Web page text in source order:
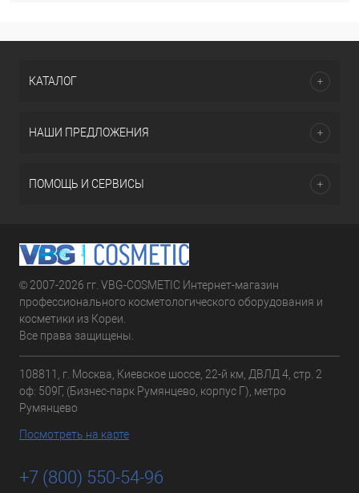
КАТАЛОГ
НАШИ ПРЕДЛОЖЕНИЯ
ПОМОЩЬ И СЕРВИСЫ
© 2007-2026 гг. VBG-COSMETIC Интернет-магазин
профессионального косметологического оборудования и
косметики из Кореи.
Все права защищены.
108811, г. Москва, Киевское шоссе, 22-й км, ДВЛД 4, стр. 2
оф: 509Г, (Бизнес-парк Румянцево, корпус Г), метро
Румянцево
Посмотреть на карте
+7 (800) 550-54-96